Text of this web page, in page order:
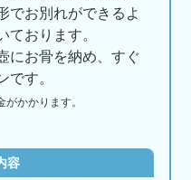
でお別れができるよ
ております。
にお骨を納め、すぐ
です。
がかかります。
容